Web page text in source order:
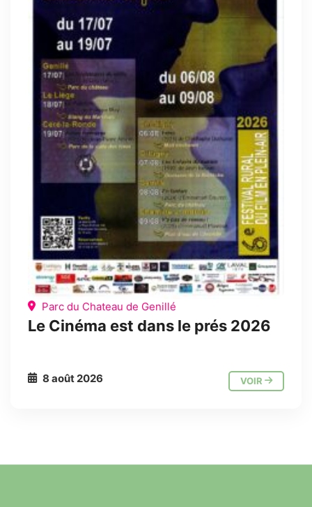
Parc du Chateau de Genillé
Le Cinéma est dans le prés 2026
8 août 2026 VOIR